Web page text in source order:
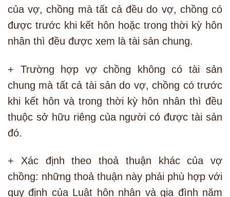
của vợ, chồng mà tất cả đều do vợ, chồng có
được trước khi kết hôn hoặc trong thời kỳ hôn
nhân thì đều được xem là tài sản chung.
+ Trường hợp vợ chồng không có tài sản
chung mà tất cả tài sản do vợ, chồng có trước
khi kết hôn và trong thời kỳ hôn nhân thì đều
thuộc sở hữu riêng của người có được tài sản
đó.
+ Xác định theo thoả thuận khác của vợ
chồng: những thoả thuận này phải phù hợp với
quy định của Luật hôn nhân và gia đình năm